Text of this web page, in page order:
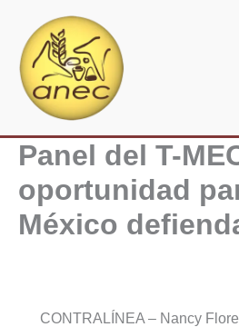
contenido
Panel del T-
oportunidad
México
CONTRALÍNEA – Nancy